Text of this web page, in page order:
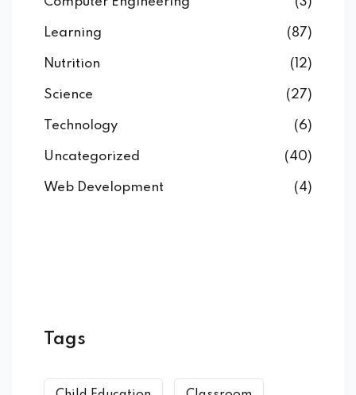
Learning (87)
Nutrition (12)
Science (27)
Technology (6)
Uncategorized (40)
Web Development (4)
Tags